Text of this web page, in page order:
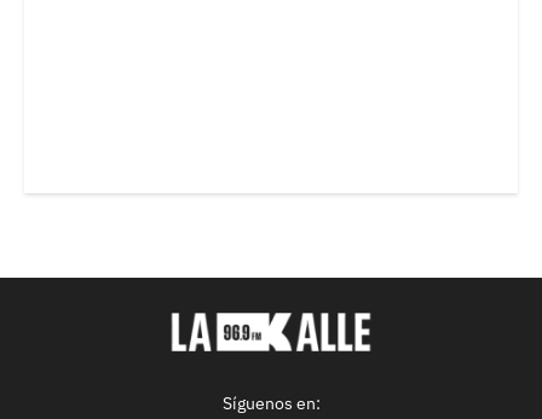
Síguenos en: